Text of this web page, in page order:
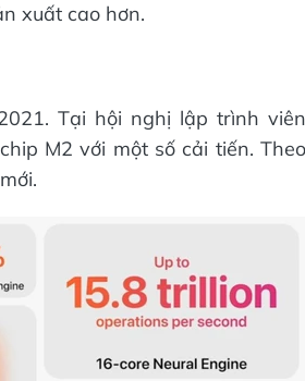
xuất cao hơn.
Tại hội nghị lập trình viên
M2 với một số cải tiến. Theo